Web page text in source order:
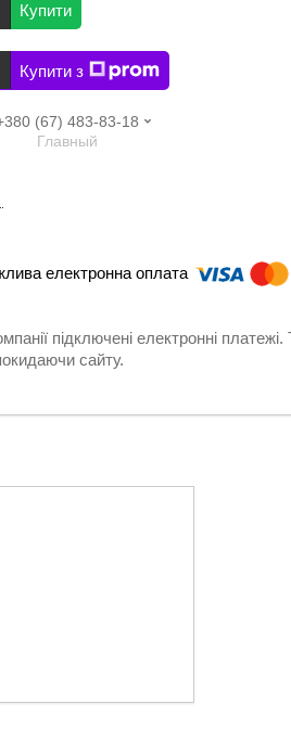
Купити
Купити з
(67) 483-83-18
Главный
підключені електронні
сайту.